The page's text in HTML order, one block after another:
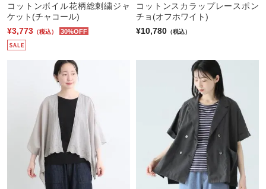
コットンボイル花柄総刺繍ジャ
ケット(チャコール)
¥3,773 （税込） 30%OFF
コットンスカラップレースポン
チョ(オフホワイト)
¥10,780 （税込）